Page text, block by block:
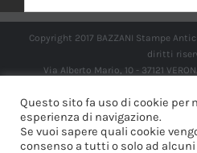
Copyright 2017 BAZZANI Stampe
diritti
Via Alberto Mario, 10 - 37121
Questo sito fa uso di cookie per
esperienza di navigazione.
Se vuoi sapere quali cookie
consenso a tutti o solo ad alcuni